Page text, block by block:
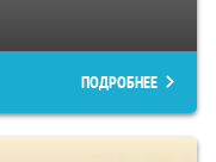
ПОДРОБНЕЕ